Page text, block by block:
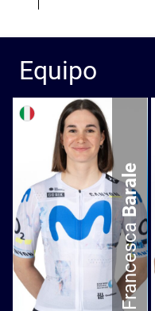
Equipo
Francesca
Barale